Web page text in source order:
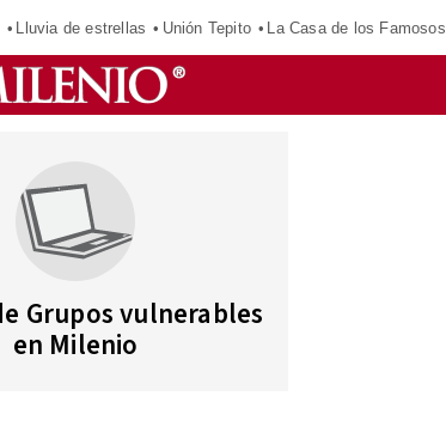
Lluvia de estrellas Unión Tepito La Casa de los Famosos
Grupos vulnerables
en Milenio